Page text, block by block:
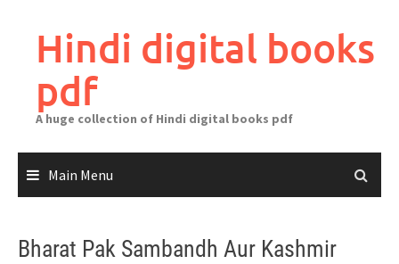
contentHindi digital books
pdf
A huge collection of Hindi digital books pdf
Main Menu
Bharat Pak Sambandh Aur Kashmir